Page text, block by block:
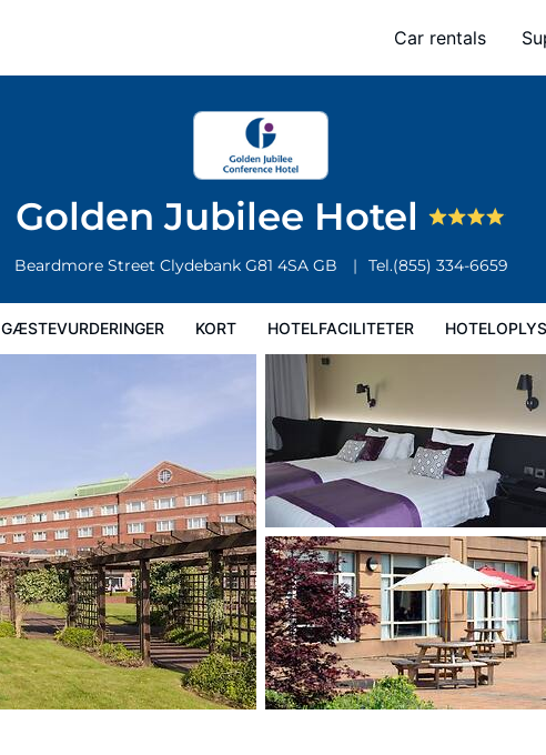
Car rentals
Golden Jubilee Hotel
Beardmore Street Clydebank G81 4SA GB Tel.(855) 334-6659
GÆSTEVURDERINGER KORT HOTELFACILITETER
Hotelregler